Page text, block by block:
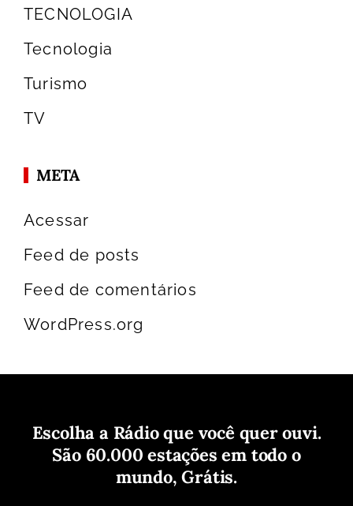
TECNOLOGIA
Tecnologia
Turismo
TV
META
Acessar
Feed de posts
Feed de comentários
WordPress.org
Escolha a Rádio que você quer ouvi.
São 60.000 estações em todo o
mundo, Grátis.